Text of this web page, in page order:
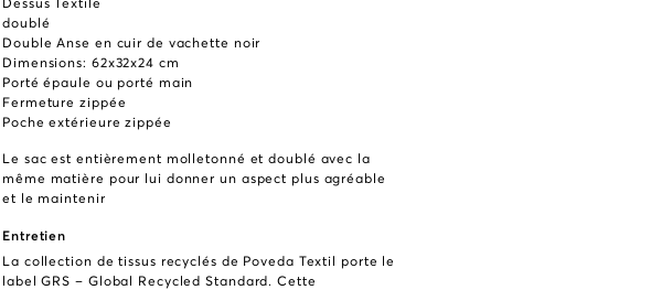
doublé
Double Anse en cuir de vachette noir
Dimensions: 62x32x24 cm
Porté épaule ou porté main
Fermeture zippée
Poche extérieure zippée
Le sac est entièrement molletonné et doublé avec la
même matière pour lui donner un aspect plus agréable
et le maintenir
Entretien
La collection de tissus recyclés de Poveda Textil porte le
label GRS – Global Recycled Standard. Cette